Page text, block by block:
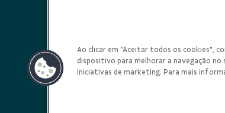
Ao clicar em "Aceitar todos os cookies",
dispositivo para melhorar a navegação
iniciativas de marketing. Para mais